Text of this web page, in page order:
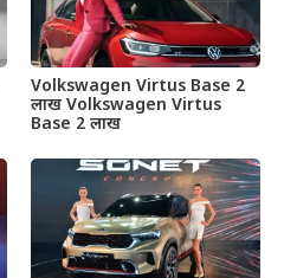
Volkswagen Virtus Base 2
लाख Volkswagen Virtus
Base 2 लाख